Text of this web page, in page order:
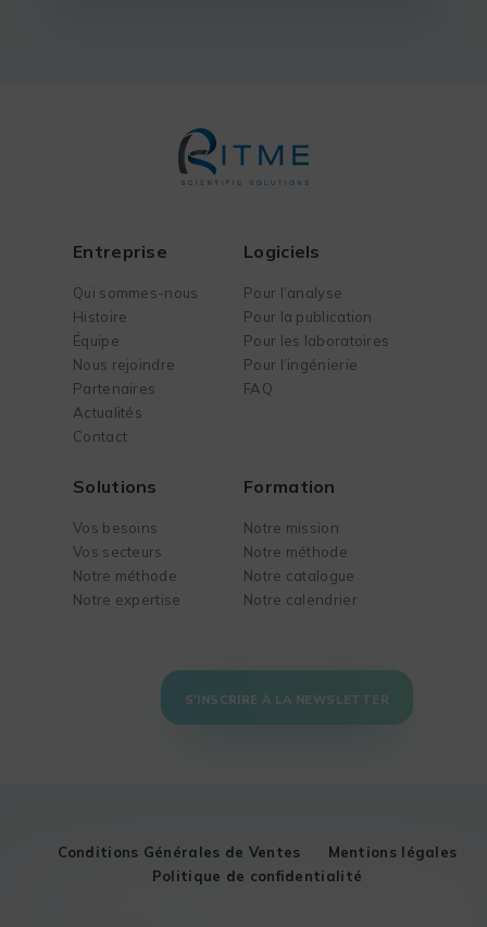
Entreprise
Qui sommes-nous
Histoire
Équipe
Nous rejoindre
Partenaires
Actualités
Contact
Logiciels
Pour l’analyse
Pour la publication
Pour les laboratoires
Pour l’ingénierie
FAQ
Solutions
Vos besoins
Vos secteurs
Notre méthode
Notre expertise
Formation
Notre mission
Notre méthode
Notre catalogue
Notre calendrier
S'INSCRIRE À LA NEWSLETTER
Conditions Générales de Ventes
Mentions légales
Politique de confidentialité